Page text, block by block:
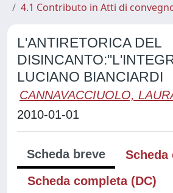
4.1 Contributo in Atti di
L'ANTIRETORICA DEL
LUCIANO BIANCIARDI
CANNAVACCIUOLO,
2010-01-01
Scheda breve
Scheda
Scheda completa (DC)